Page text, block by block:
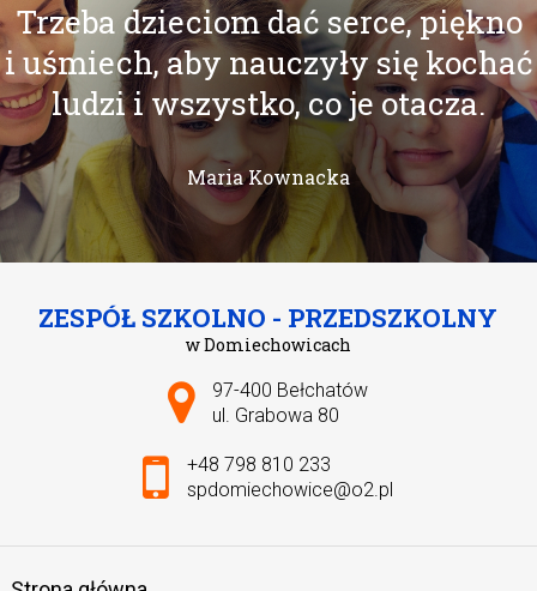
Trzeba dzieciom dać serce, piękno
i uśmiech, aby nauczyły się kochać
ludzi i wszystko, co je otacza.
Maria Kownacka
ZESPÓŁ SZKOLNO - PRZEDSZKOLNY
w Domiechowicach
Adres pocztowy:
97-400 Bełchatów
ul. Grabowa 80
+48 798 810 233
spdomiechowice@o2.pl